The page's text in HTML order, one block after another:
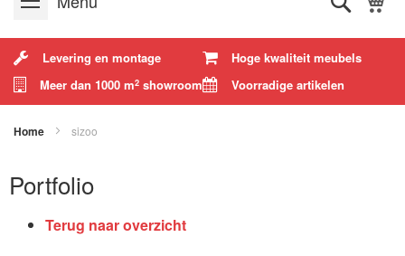
Levering en montage
Hoge kwaliteit meubels
Meer dan 1000 m2 showroom Voorradige artikelen
Home sizoo
Portfolio
Terug naar overzicht